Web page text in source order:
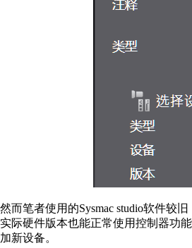
然而笔者使用的Sysmac studio软件较
实际硬件版本也能正常使用控制器功
加新设备。